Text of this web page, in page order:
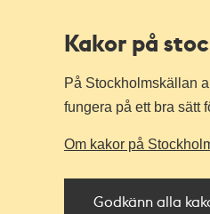
Kakor på
På Stockholmskällan
fungera på ett bra sätt
Om kakor på
Godkänn alla